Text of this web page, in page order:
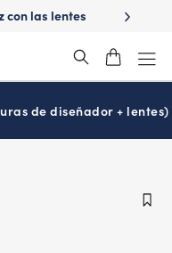
con las lentes
¿Es
de diseñador + lentes)